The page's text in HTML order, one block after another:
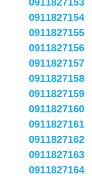
0911827154
0911827155
0911827156
0911827157
0911827158
0911827159
0911827160
0911827161
0911827162
0911827163
0911827164